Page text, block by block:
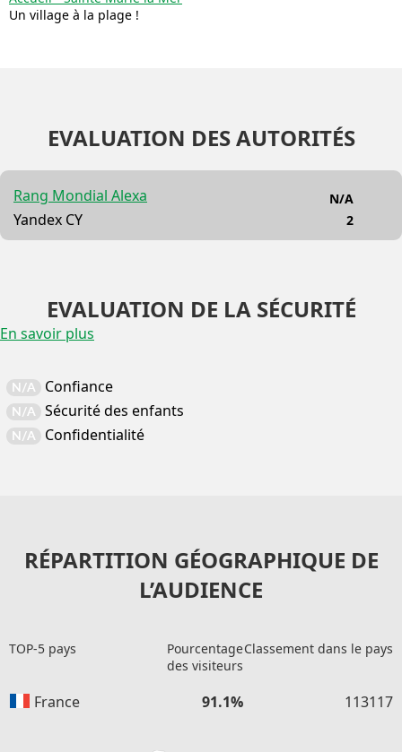
Un village à la plage !
EVALUATION DES AUTORITÉS
Rang Mondial Alexa
Yandex CY
N/A
2
EVALUATION DE LA SÉCURITÉ
En savoir plus
N/A Confiance
N/A Sécurité des enfants
N/A Confidentialité
RÉPARTITION GÉOGRAPHIQUE DE
L’AUDIENCE
TOP-5 pays
Pourcentage
des visiteurs
Classement dans le pays
France 91.1% 113117